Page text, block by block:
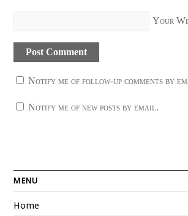
Your
Notify me of follow-up comments by
Notify me of new posts by email.
MENU
Home